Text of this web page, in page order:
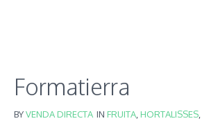
Formatierra
BYVENDA DIRECTA IN FRUITA,HORTALISSES,